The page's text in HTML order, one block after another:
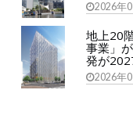
2026年
地上20
事業」
発が
2026年